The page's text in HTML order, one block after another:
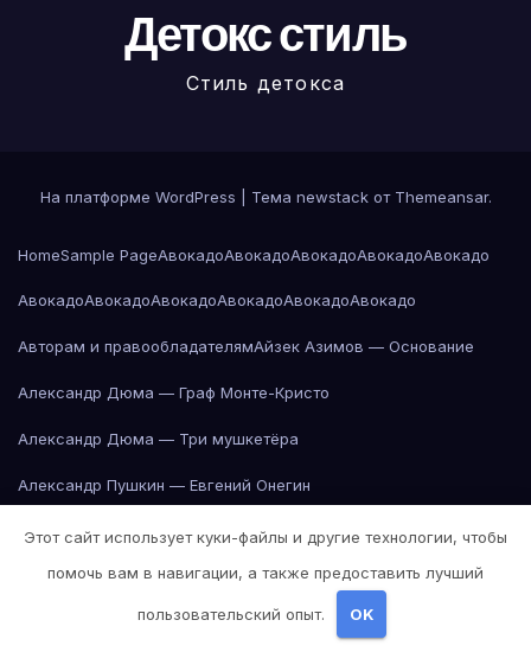
Детокс стиль
Стиль детокса
На платформе WordPress Тема newstack от Themeansar.
HomeSample PageАвокадоАвокадоАвокадоАвокадоАвокадо
АвокадоАвокадоАвокадоАвокадоАвокадоАвокадо
Авторам и правообладателямАйзек Азимов — Основание
Александр Дюма — Граф Монте-Кристо
Александр Дюма — Три мушкетёра
Александр Пушкин — Евгений Онегин
Александр Пушкин — Евгений Онегин
Александр Пушкин — Евгений Онегин
Александр Пушкин — Евгений Онегин
Этот сайт использует куки-файлы и другие технологии, чтобы
помочь вам в навигации, а также предоставить лучший
пользовательский опыт. OK